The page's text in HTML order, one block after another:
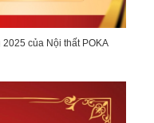
của Nội thất POKA